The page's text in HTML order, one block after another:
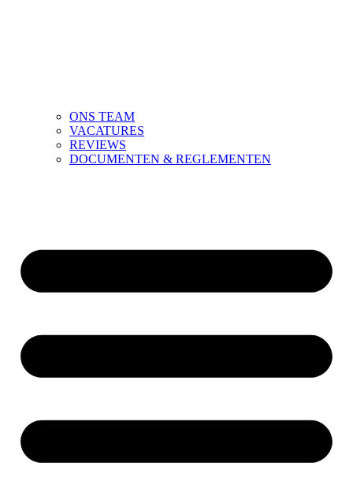
ONS TEAM
VACATURES
REVIEWS
DOCUMENTEN & REGLEMENTEN